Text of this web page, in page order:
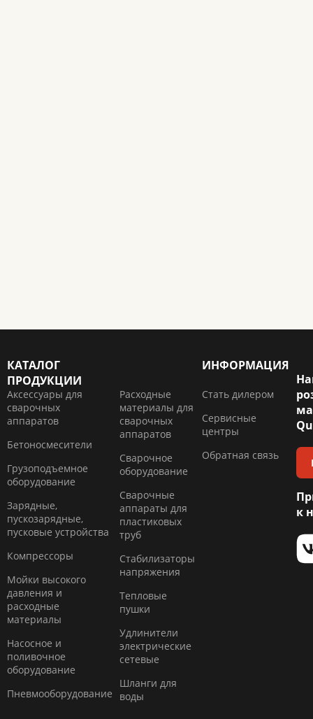
КАТАЛОГ
ПРОДУКЦИИ
Аксессуары для
сварочных
аппаратов
Бетоносмесители
Грузоподъемное
оборудование
Зарядные,
пускозарядные,
пусковые устройства
Компресcоры
Мойки высокого
давления и
расходные
материалы
Насосное и
поливочное
оборудование
Пневмооборудование
Расходные
материалы для
сварочных
аппаратов
Сварочное
оборудование
Сварочные
аппараты для
пластиковых
труб
Стабилизаторы
напряжения
Тепловые
пушки
Удлинители
электрические
сетевые
Шланги для
воды
ИНФОРМАЦИЯ
Стать дилером
Сервисные
центры
Обратная связь
к